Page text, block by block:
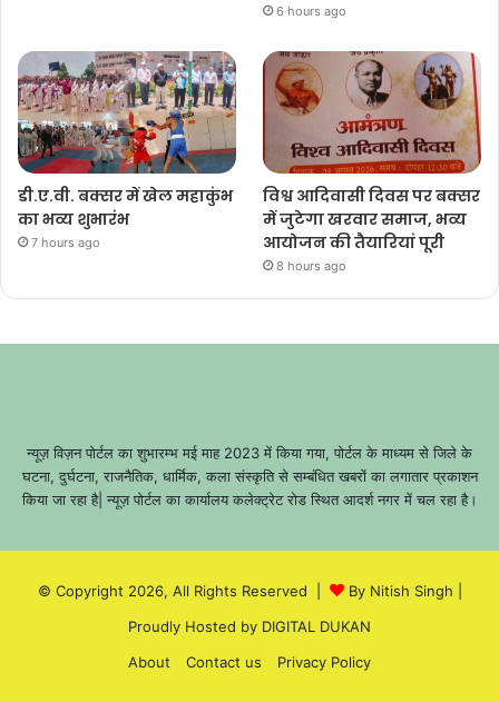
6 hours ago
डी.ए.वी. बक्सर में खेल महाकुंभ
का भव्य शुभारंभ
7 hours ago
विश्व आदिवासी दिवस पर बक्सर
में जुटेगा खरवार समाज, भव्य
आयोजन की तैयारियां पूरी
8 hours ago
न्यूज़ विज़न पोर्टल का शुभारम्भ मई माह 2023 में किया गया, पोर्टल के माध्यम से जिले के
घटना, दुर्घटना, राजनैतिक, धार्मिक, कला संस्कृति से सम्बंधित खबरों का लगातार प्रकाशन
किया जा रहा है| न्यूज़ पोर्टल का कार्यालय कलेक्ट्रेट रोड स्थित आदर्श नगर में चल रहा है।
© Copyright 2026, All Rights Reserved | By Nitish Singh
Proudly Hosted by DIGITAL DUKAN
About
Contact us Privacy Policy